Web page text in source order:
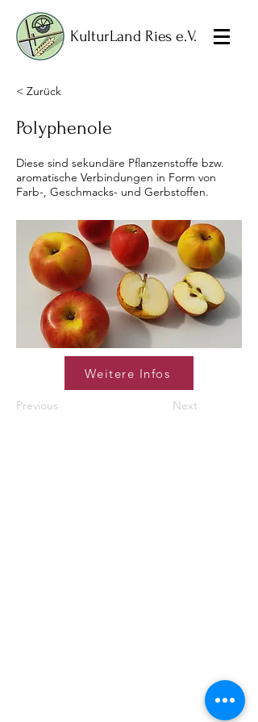
KulturLand Ries e.V.
< Zurück
Polyphenole
Diese sind sekundäre Pflanzenstoffe bzw.
aromatische Verbindungen in Form von
Farb-, Geschmacks- und Gerbstoffen.
Weitere Infos
Previous Next